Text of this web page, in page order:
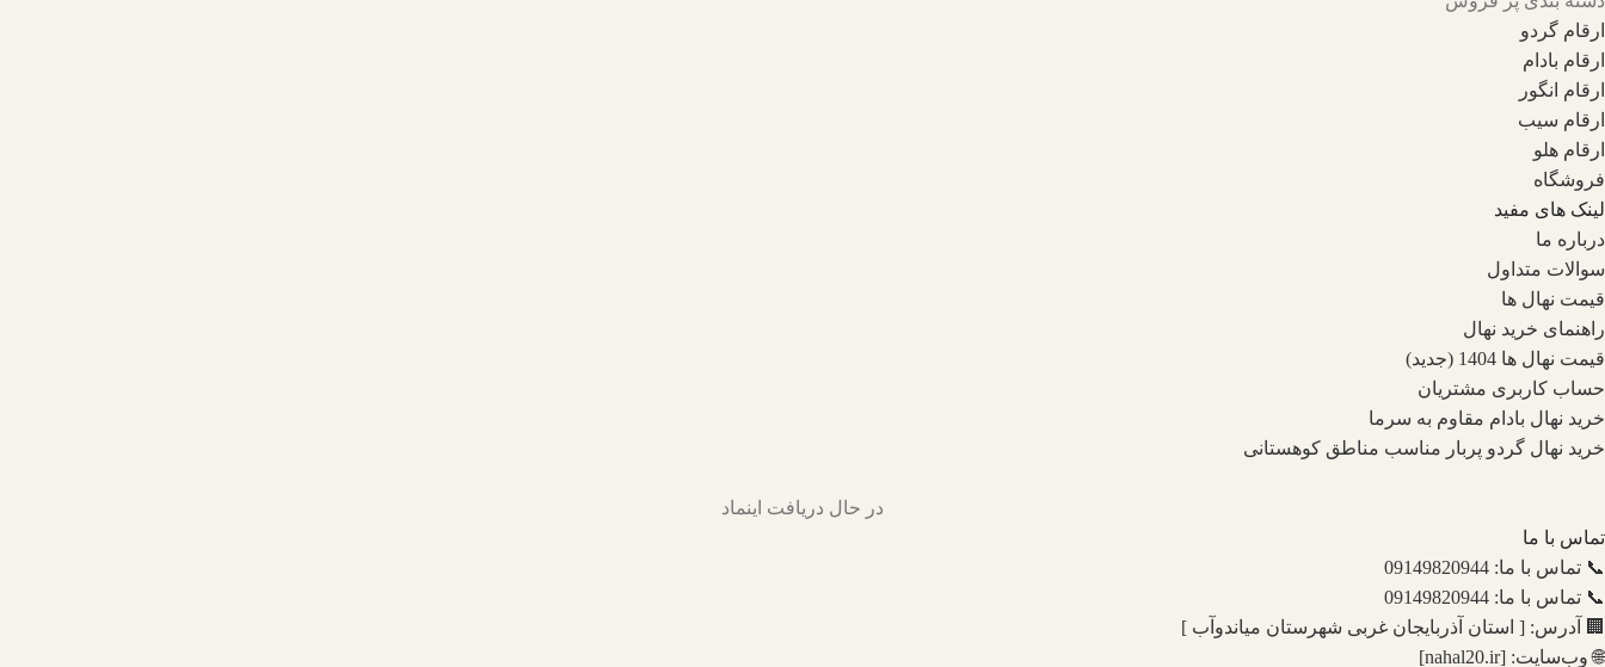
ارقام گردو
ارقام بادام
ارقام انگور
ارقام سیب
ارقام هلو
فروشگاه
لینک های مفید
درباره ما
سوالات متداول
قیمت نهال ها
راهنمای خرید نهال
قیمت نهال ها 1404 (جدید)
حساب کاربری مشتریان
خرید نهال بادام مقاوم به سرما
خرید نهال گردو پربار مناسب مناطق کوهستانی
در حال دریافت اینماد
تماس با ما
📞 تماس با ما: 09149820944
📞 تماس با ما: 09149820944
🏢 آدرس: [ استان آذربایجان غربی شهرستان میاندوآب ]
🌐 وب‌سایت: [nahal20.ir]